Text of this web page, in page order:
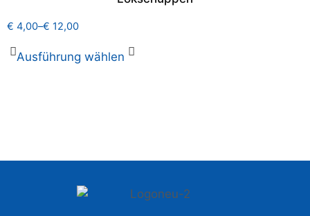
€ 4,00–€ 12,00
Ausführung wählen